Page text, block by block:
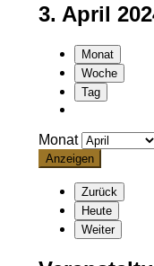
3. April
Monat
Woche
Tag
Monat
Zurück
Heute
Weiter